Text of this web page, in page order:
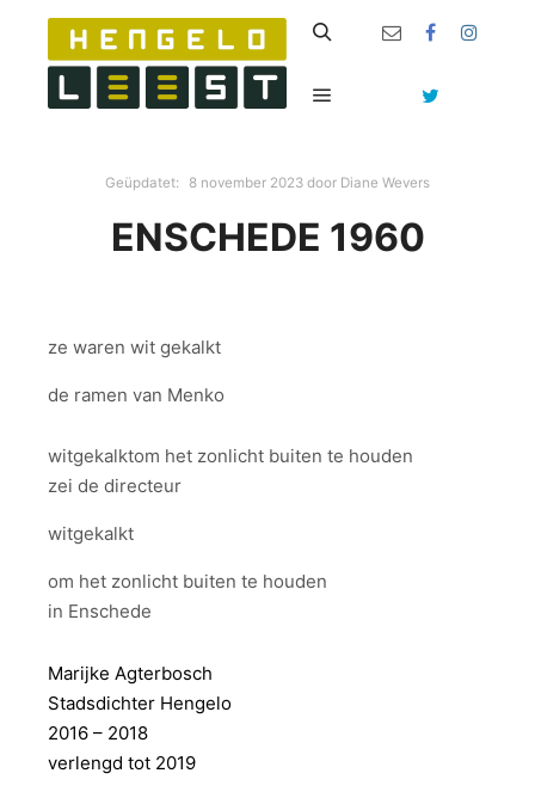
Geüpdatet: 8 november 2023 door Diane Wevers
ENSCHEDE 1960
ze waren wit gekalkt
de ramen van Menko
witgekalktom het zonlicht buiten te houden
zei de directeur
witgekalkt
om het zonlicht buiten te houden
in Enschede
Marijke Agterbosch
Stadsdichter Hengelo
2016 – 2018
verlengd tot 2019